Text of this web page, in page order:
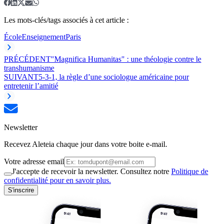
Les mots-clés/tags associés à cet article :
ÉcoleEnseignementParis
PRÉCÉDENT"Magnifica Humanitas" : une théologie contre le
transhumanisme
SUIVANT5-3-1, la règle d’une sociologue américaine pour
entretenir l’amitié
Newsletter
Recevez Aleteia chaque jour dans votre boite e-mail.
Votre adresse email
J'accepte de recevoir la newsletter. Consultez notre Politique de
confidentialité pour en savoir plus.
S'inscrire